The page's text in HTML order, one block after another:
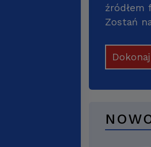
źródłem
Zostań